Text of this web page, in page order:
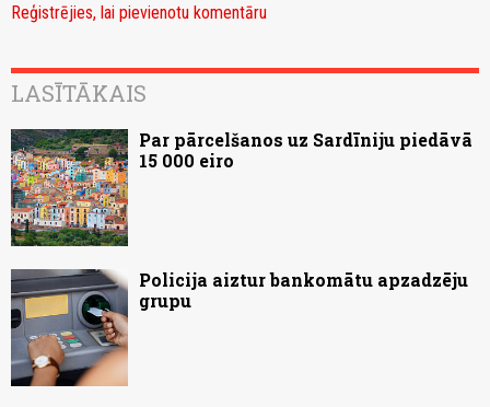
Reģistrējies, lai pievienotu komentāru
LASĪTĀKAIS
Par pārcelšanos uz Sardīniju piedāvā
15 000 eiro
Policija aiztur bankomātu apzadzēju
grupu